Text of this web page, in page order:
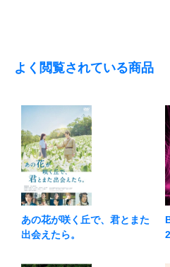
よく閲覧されている商品
あの花が咲く丘で、君とまた
出会えたら。